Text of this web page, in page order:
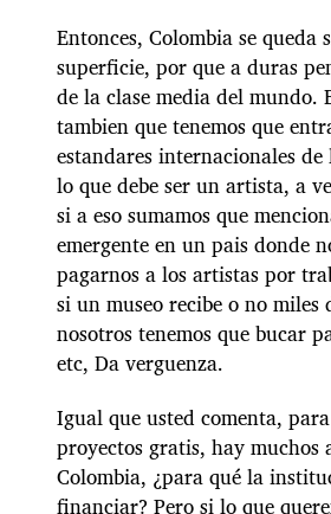
Entonces, Colombia se queda
superficie, por que a duras
de la clase media del mundo.
tambien que tenemos que
estandares internacionales
lo que debe ser un artista, a
si a eso sumamos que
emergente en un pais donde
pagarnos a los artistas por
si un museo recibe o no miles
nosotros tenemos que bucar
etc, Da verguenza.
Igual que usted comenta,
proyectos gratis, hay muchos
Colombia, ¿para qué la
financiar? Pero si lo que